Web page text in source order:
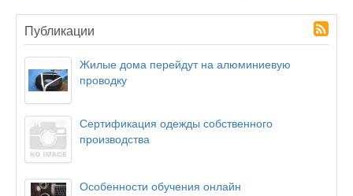
Публикации
Жилые дома перейдут на алюминиевую
проводку
Сертификация одежды собственного
производства
Особенности обучения онлайн